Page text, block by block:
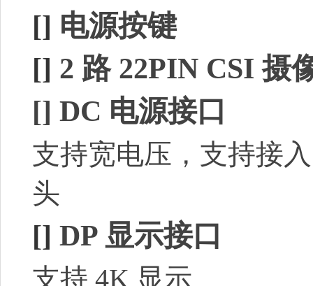
[] 电源按键
[] 2 路 22PIN CSI 摄
[] DC 电源接口
支持宽电压，支持接
头
[] DP 显示接口
支持 4K 显示